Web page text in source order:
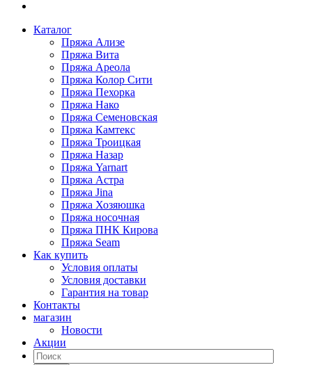
Каталог
Пряжа Ализе
Пряжа Вита
Пряжа Ареола
Пряжа Колор Сити
Пряжа Пехорка
Пряжа Нако
Пряжа Семеновская
Пряжа Камтекс
Пряжа Троицкая
Пряжа Назар
Пряжа Yarnart
Пряжа Астра
Пряжа Jina
Пряжа Хозяюшка
Пряжа носочная
Пряжа ПНК Кирова
Пряжа Seam
Как купить
Условия оплаты
Условия доставки
Гарантия на товар
Контакты
магазин
Новости
Акции